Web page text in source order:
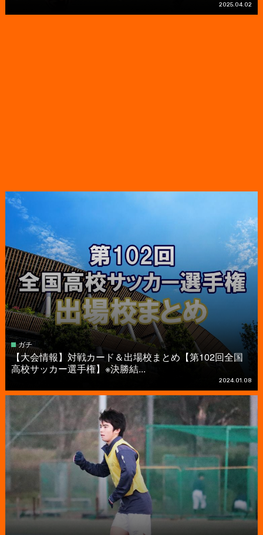
2025.04.02
ガチ
【大会情報】対戦カード＆出場校まとめ【第102回全国
高校サッカー選手権】※決勝結...
2024.01.08